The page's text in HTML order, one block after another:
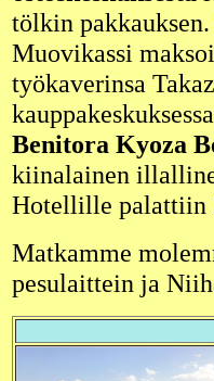
tölkin
Muovikassi
työkaverinsa
Benitora Kyoza
kiinalainen
Hotellille palattiin
Matkamme
pesulaittein ja